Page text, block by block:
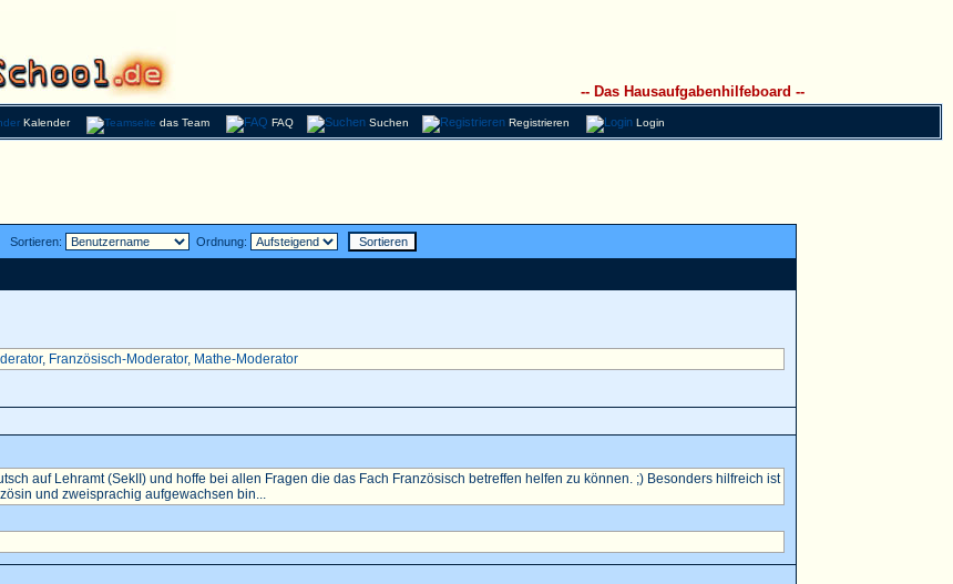
-- Das Hausaufgabenhilfeboard --
Kalender das Team FAQ Suchen Registrieren Login
Sortieren: Ordnung:
, Französisch-Moderator, Mathe-Moderator
auf Lehramt (SekII) und hoffe bei allen Fragen die das Fach Französisch betreffen helfen zu können. ;) Besonders hilfreich ist
und zweisprachig aufgewachsen bin...